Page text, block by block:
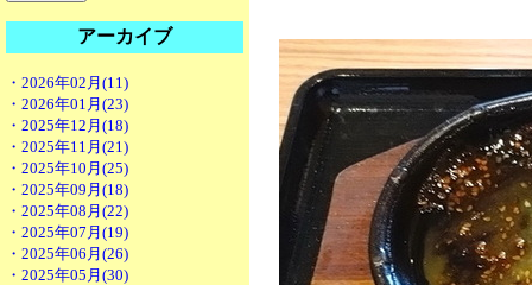
アーカイブ
・2026年02月(11)
・2026年01月(23)
・2025年12月(18)
・2025年11月(21)
・2025年10月(25)
・2025年09月(18)
・2025年08月(22)
・2025年07月(19)
・2025年06月(26)
・2025年05月(30)